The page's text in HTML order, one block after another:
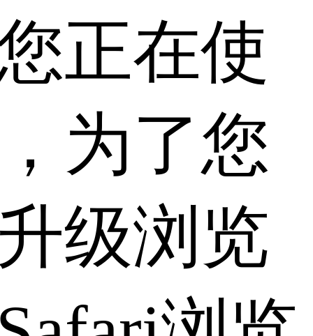
正在使
为了您
级浏览